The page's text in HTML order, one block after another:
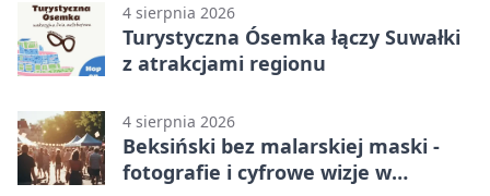
4 sierpnia 2026
Turystyczna Ósemka łączy Suwałki
z atrakcjami regionu
4 sierpnia 2026
Beksiński bez malarskiej maski -
fotografie i cyfrowe wizje w